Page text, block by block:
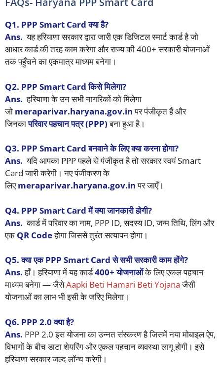
Q1. PPP Smart Card क्या है?
Ans. यह हरियाणा सरकार द्वारा जारी एक डिजिटल स्मार्ट कार्ड है जो
आधार कार्ड की तरह काम करेगा और राज्य की 400+ सरकारी योजनाओं
तक पहुँचने का एकमात्र माध्यम बनेगा।
Q2. PPP Smart Card किसे मिलेगा?
Ans. हरियाणा के उन सभी नागरिकों को मिलेगा
जो meraparivar.haryana.gov.inपर पंजीकृत हैं और
जिनकापरिवार पहचान पत्र (PPP)बना हुआ है।
Q3. PPP Smart Card बनवाने के लिए क्या करना होगा?
Ans. यदि आपका PPP पहले से पंजीकृत है तो सरकार स्वयं Smart
Card जारी करेगी। नए पंजीकरण के
लिएmeraparivar.haryana.gov.inपर जाएँ।
Q4. PPP Smart Card में क्या जानकारी होगी?
Ans. कार्ड में परिवार का नाम, PPP ID, सदस्य ID, जन्म तिथि, लिंग और
एक QR Codeहोगा जिससे तुरंत सत्यापन होगा।
Q5. क्या एक PPP Smart Card से सभी सरकारी काम होंगे?
Ans.हाँ। हरियाणा में यह कार्ड400+ योजनाओंके लिए एकल पहचान
माध्यम बनेगा — जैसेAapki Beti Hamari Beti Yojanaजैसी
योजनाओं का लाभ भी इसी के जरिए मिलेगा।
Q6. PPP 2.0 क्या है?
Ans. PPP 2.0 इस योजना का उन्नत संस्करण है जिसमें नया मोबाइल ऐप,
विभागों के बीच डाटा शेयरिंग और एकल पहचान व्यवस्था लागू होगी। इसे
हरियाणा सरकार जल्द लॉन्च करेगी।